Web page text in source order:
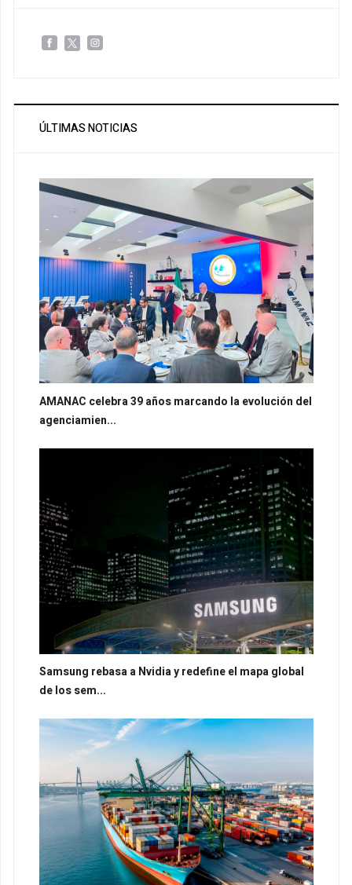
ÚLTIMAS NOTICIAS
AMANAC celebra 39 años marcando la evolución del
agenciamien...
Samsung rebasa a Nvidia y redefine el mapa global
de los sem...